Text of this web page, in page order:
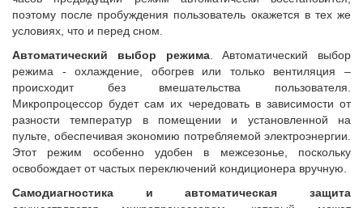
поэтому после пробуждения пользователь окажется в тех же
условиях, что и перед сном.
Автоматический выбор режима. Автоматический выбор
режима - охлаждение, обогрев или только вентиляция –
происходит без вмешательства пользователя.
Микропроцессор будет сам их чередовать в зависимости от
разности температур в помещении и установленной на
пульте, обеспечивая экономию потребляемой электроэнергии.
Этот режим особенно удобен в межсезонье, поскольку
освобождает от частых переключений кондиционера вручную.
Самодиагностика и автоматическая защита